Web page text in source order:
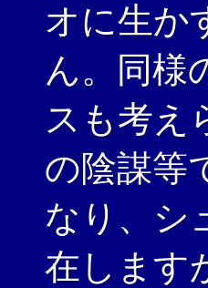
オに生か
ん。同様
スも考え
の陰謀等
なり、シ
在します